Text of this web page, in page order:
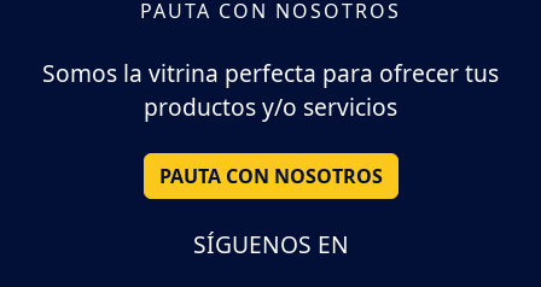
PAUTA CON NOSOTROS
Somos la vitrina perfecta para ofrecer tus
productos y/o servicios
PAUTA CON NOSOTROS
SÍGUENOS EN